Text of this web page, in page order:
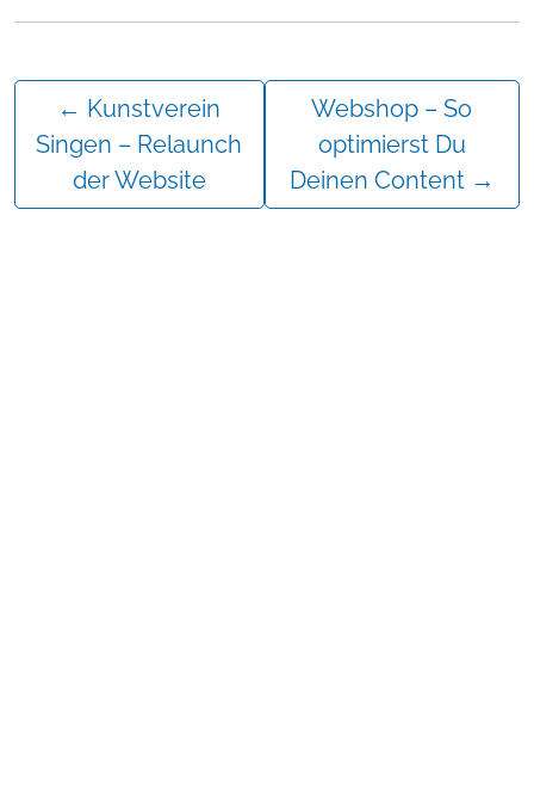
← Kunstverein
Singen – Relaunch
der Website
Webshop – So
optimierst Du
Deinen Content →